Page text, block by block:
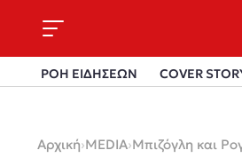
ΡΟΗ ΕΙΔΗΣΕΩΝ COVER
Αρχική›MEDIA›Μπιζόγλη και